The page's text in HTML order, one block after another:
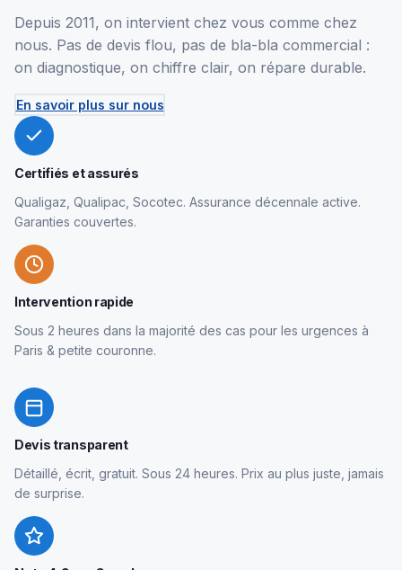
Depuis 2011, on intervient chez vous comme chez
nous. Pas de devis flou, pas de bla-bla commercial :
on diagnostique, on chiffre clair, on répare durable.
En savoir plus sur nous
Certifiés et assurés
Qualigaz, Qualipac, Socotec. Assurance décennale active.
Garanties couvertes.
Intervention rapide
Sous 2 heures dans la majorité des cas pour les urgences à
Paris & petite couronne.
Devis transparent
Détaillé, écrit, gratuit. Sous 24 heures. Prix au plus juste, jamais
de surprise.